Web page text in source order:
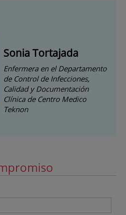
Sonia Tortajada
Enfermera en el Departamento
de Control de Infecciones,
Calidad y Documentación
Clínica de Centro Medico
Teknon